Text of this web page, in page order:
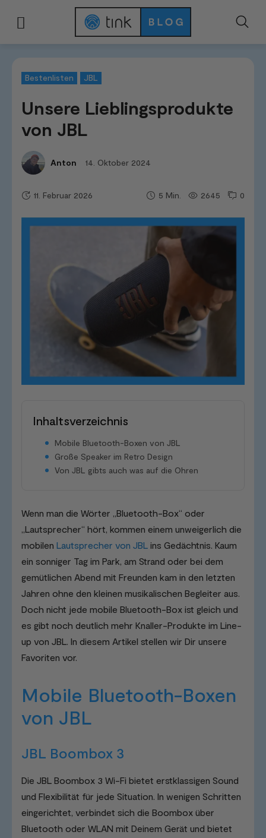
Bestenlisten JBL
Unsere Lieblingsprodukte
von JBL
Anton 14. Oktober 2024
0
2645
5 Min.
11. Februar 2026
Inhaltsverzeichnis
Mobile Bluetooth-Boxen von JBL
Große Speaker im Retro Design
Von JBL gibts auch was auf die Ohren
Wenn man die Wörter „Bluetooth-Box“ oder
„Lautsprecher“ hört, kommen einem unweigerlich die
mobilen Lautsprecher von JBL ins Gedächtnis. Kaum
ein sonniger Tag im Park, am Strand oder bei dem
gemütlichen Abend mit Freunden kam in den letzten
Jahren ohne den kleinen musikalischen Begleiter aus.
Doch nicht jede mobile Bluetooth-Box ist gleich und
es gibt noch deutlich mehr Knaller-Produkte im Line-
up von JBL. In diesem Artikel stellen wir Dir unsere
Favoriten vor.
Mobile Bluetooth-Boxen
von JBL
JBL Boombox 3
Die JBL Boombox 3 Wi-Fi bietet erstklassigen Sound
und Flexibilität für jede Situation. In wenigen Schritten
eingerichtet, verbindet sich die Boombox über
Bluetooth oder WLAN mit Deinem Gerät und bietet